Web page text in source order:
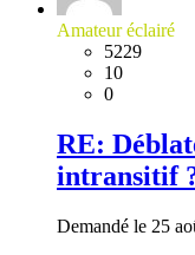
Amateur éclairé
5229
10
0
RE:
intransitif
Demandé le 25